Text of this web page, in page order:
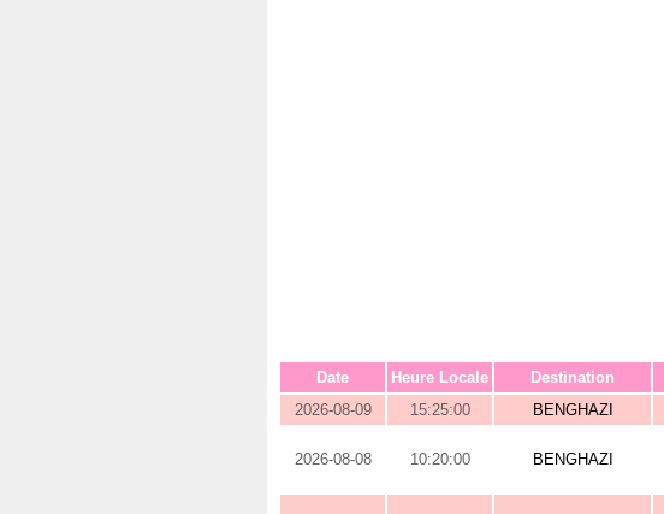
Date Heure Locale Destination
2026-08-09
15:25:00 BENGHAZI
2026-08-08 10:20:00 BENGHAZI